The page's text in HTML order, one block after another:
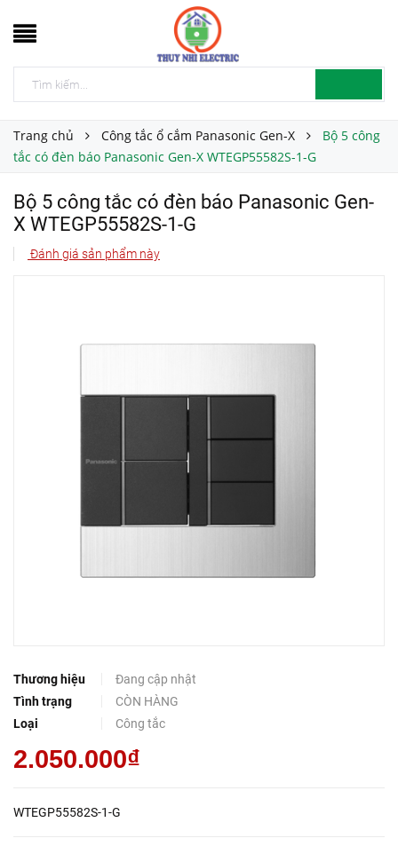
Trang chủ Công tắc ổ cắm Panasonic Gen-X
Bộ 5 công
tắc có đèn báo Panasonic Gen-X WTEGP55582S-1-G
Bộ 5 công tắc có đèn báo Panasonic Gen-
X WTEGP55582S-1-G
Đánh giá sản phẩm này
Thương hiệu
Đang cập nhật
Tình trạng
CÒN HÀNG
Loại
Công tắc
2.050.000₫
WTEGP55582S-1-G